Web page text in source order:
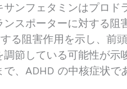
サンフェタミンはプロド
ンスポーターに対する
る阻害作用を示し、前
調節している可能性が示
で、ADHD の中核症状で